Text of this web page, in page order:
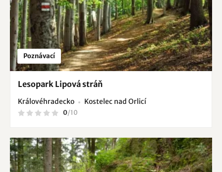
Poznávací
Lesopark Lipová stráň
Královéhradecko Kostelec nad Orlicí
0/10